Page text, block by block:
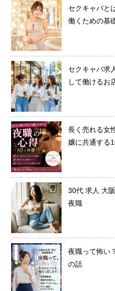
セクキャバと
働くための基
セクキャバ求
して働けるお
長く売れる女
嬢に共通する
30代 求人 大
夜職
夜職って怖い
の話